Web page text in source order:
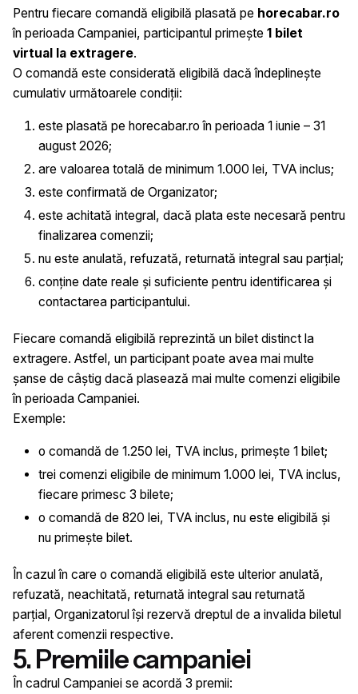
Pentru fiecare comandă eligibilă plasată pe horecabar.ro
în perioada Campaniei, participantul primește 1 bilet
virtual la extragere.
O comandă este considerată eligibilă dacă îndeplinește
cumulativ următoarele condiții:
este plasată pe horecabar.ro în perioada 1 iunie – 31
august 2026;
are valoarea totală de minimum 1.000 lei, TVA inclus;
este confirmată de Organizator;
este achitată integral, dacă plata este necesară pentru
finalizarea comenzii;
nu este anulată, refuzată, returnată integral sau parțial;
conține date reale și suficiente pentru identificarea și
contactarea participantului.
Fiecare comandă eligibilă reprezintă un bilet distinct la
extragere. Astfel, un participant poate avea mai multe
șanse de câștig dacă plasează mai multe comenzi eligibile
în perioada Campaniei.
Exemple:
o comandă de 1.250 lei, TVA inclus, primește 1 bilet;
trei comenzi eligibile de minimum 1.000 lei, TVA inclus,
fiecare primesc 3 bilete;
o comandă de 820 lei, TVA inclus, nu este eligibilă și
nu primește bilet.
În cazul în care o comandă eligibilă este ulterior anulată,
refuzată, neachitată, returnată integral sau returnată
parțial, Organizatorul își rezervă dreptul de a invalida biletul
aferent comenzii respective.
5. Premiile campaniei
În cadrul Campaniei se acordă 3 premii: